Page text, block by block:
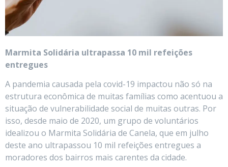
Marmita Solidária ultrapassa 10 mil refeições
entregues
A pandemia causada pela covid-19 impactou não só na
estrutura econômica de muitas famílias como acentuou a
situação de vulnerabilidade social de muitas outras. Por
isso, desde maio de 2020, um grupo de voluntários
idealizou o Marmita Solidária de Canela, que em julho
deste ano ultrapassou 10 mil refeições entregues a
moradores dos bairros mais carentes da cidade.